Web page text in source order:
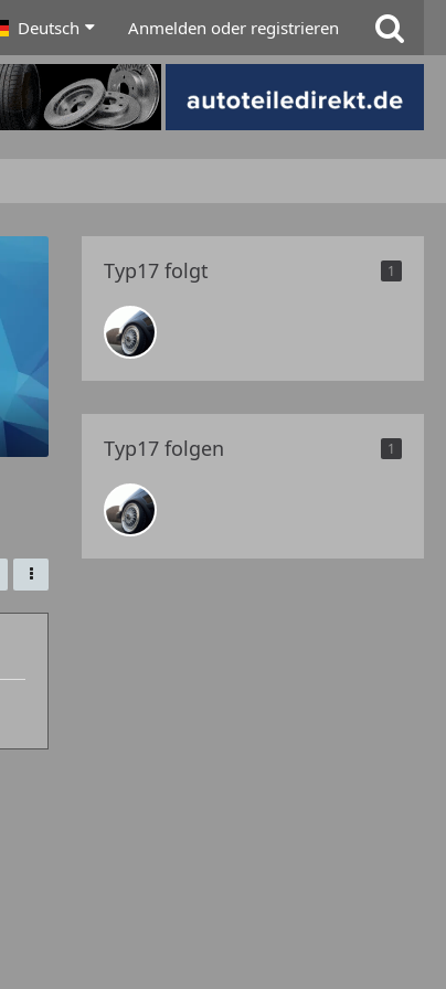
Deutsch Anmelden oder registrieren
Typ17 folgt 1
Typ17 folgen 1